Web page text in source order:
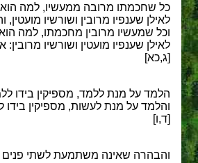
כל שחכמתו מרובה ממעשיו, למה
לאילן שענפיו מרובין ושורשיו
וכל שמעשיו מרובין מחכמתו, למה
לאילן שענפיו מועטין ושורשיו
[ג,כא]
הלמד על מנת ללמד, מספיקין בידו
והלמד על מנת לעשות, מספיקין בידו
[ד,ו]
והבהרה שאינה משתמעת לשתי פנים